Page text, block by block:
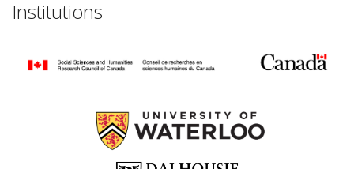
Institutions